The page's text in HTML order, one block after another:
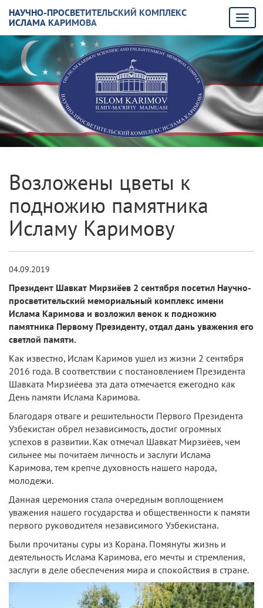
НАУЧНО-ПРОСВЕТИТЕЛЬСКИЙ КОМПЛЕКС
ИСЛАМА КАРИМОВА
Возложены цветы к
подножию памятника
Исламу Каримову
04.09.2019
Президент Шавкат Мирзиёев 2 сентября посетил Научно-
просветительский мемориальный комплекс имени
Ислама Каримова и возложил венок к подножию
памятника Первому Президенту, отдал дань уважения его
светлой памяти.
Как известно, Ислам Каримов ушел из жизни 2 сентября
2016 года. В соответствии с постановлением Президента
Шавката Мирзиёева эта дата отмечается ежегодно как
День памяти Ислама Каримова.
Благодаря отваге и решительности Первого Президента
Узбекистан обрел независимость, достиг огромных
успехов в развитии. Как отмечал Шавкат Мирзиёев, чем
сильнее мы почитаем личность и заслуги Ислама
Каримова, тем крепче духовность нашего народа,
молодежи.
Данная церемония стала очередным воплощением
уважения нашего государства и общественности к памяти
первого руководителя независимого Узбекистана.
Были прочитаны суры из Корана. Помянуты жизнь и
деятельность Ислама Каримова, его мечты и стремления,
заслуги в деле обеспечения мира и спокойствия в стране.